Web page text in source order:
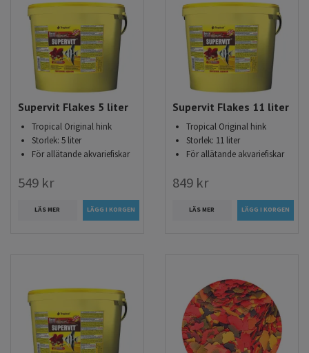
Supervit Flakes 5 liter
Tropical Original hink
Storlek: 5 liter
För allätande akvariefiskar
549 kr
LÄS MER
Supervit Flakes 11 liter
Tropical Original hink
Storlek: 11 liter
För allätande akvariefiskar
849 kr
LÄS MER